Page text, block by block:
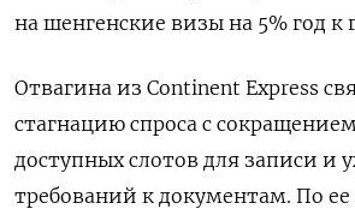
на шенгенские визы на 5% год к
Отвагина из Continent Express
стагнацию спроса с
доступных слотов для записи и
требований к документам. По ее